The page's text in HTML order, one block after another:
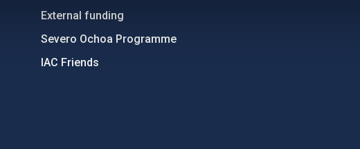
External funding
Severo Ochoa Programme
IAC Friends